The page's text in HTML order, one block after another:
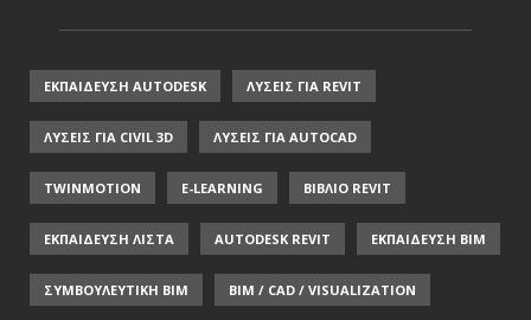
ΕΚΠΑΙΔΕΥΣΗ AUTODESK ΛΥΣΕΙΣ ΓΙΑ REVIT
ΛΥΣΕΙΣ ΓΙΑ CIVIL 3D ΛΥΣΕΙΣ ΓΙΑ AUTOCAD
TWINMOTION E-LEARNING ΒΙΒΛΙΟ REVIT
ΕΚΠΑΙΔΕΥΣΗ ΛΙΣΤΑ AUTODESK REVIT ΕΚΠΑΙΔΕΥΣΗ ΒΙΜ
ΣΥΜΒΟΥΛΕΥΤΙΚΗ ΒΙΜ BIM / CAD / VISUALIZATION